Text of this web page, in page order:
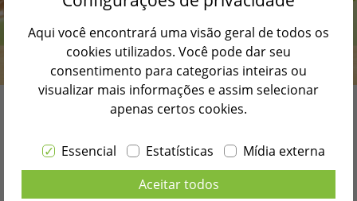
Mundo dos gatos
Procure uma loja
Selecionar o idioma
PORTUGUÊS BRASIL
Higiene para gatos
para uma nova era
Aqui você encontrará uma visão geral de todos os
cookies utilizados. Você pode dar seu
consentimento para categorias inteiras ou
visualizar mais informações e assim selecionar
apenas certos cookies.
Essencial Estatísticas
Mídia externa
Aceitar todos